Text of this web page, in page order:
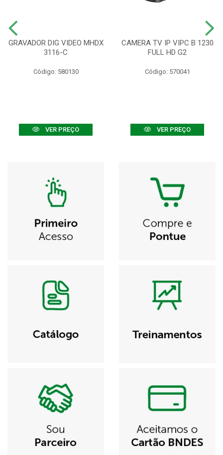
GRAVADOR DIG VIDEO MHDX
3116-C
Código: 580130
VER PREÇO
CAMERA TV IP VIPC B 1230
FULL HD G2
Código: 570041
VER PREÇO